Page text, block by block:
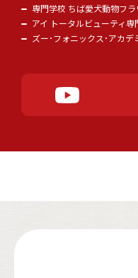
専門学校 ちば愛犬動物フ
アイ トータルビューティ専
ズー･フォニックス･アカデ